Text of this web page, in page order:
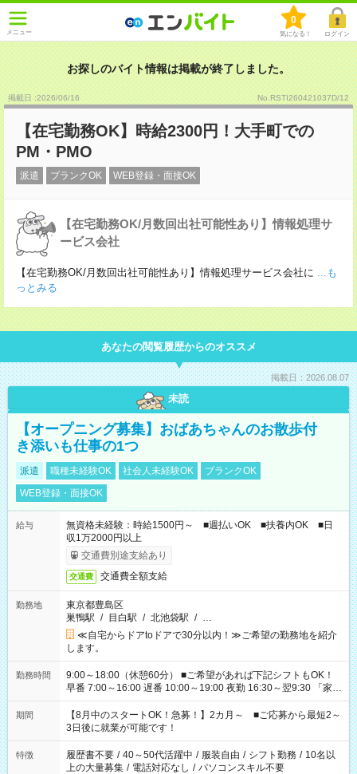
メニュー
0
気になる！ ログイン
お探しのバイト情報は掲載が終了しました。
掲載日 :2026/06/16 No.RSTI260421037D/12
【在宅勤務OK】時給2300円！大手町での
PM・PMO
派遣 ブランクOK WEB登録・面接OK
【在宅勤務OK/月数回出社可能性あり】情報処理サ
ービス会社
【在宅勤務OK/月数回出社可能性あり】情報処理サービス会社に ...も
っとみる
あなたの閲覧履歴からのオススメ
掲載日：2026.08.07
未読
【オープニング募集】おばあちゃんのお散歩付
き添いも仕事の1つ
派遣 職種未経験OK 社会人未経験OK
ブランクOK
WEB登録・面接OK
給与
無資格未経験：時給1500円～ ■週払いOK ■扶養内OK ■日
収1万2000円以上
交通費別途支給あり
交通費 交通費全額支給
勤務地
東京都豊島区
巣鴨駅 / 目白駅 / 北池袋駅 / …
≪自宅からドアtoドアで30分以内！≫ご希望の勤務地を紹介
します。
勤務時間
9:00～18:00（休憩60分） ■ご希望があれば下記シフトもOK！
早番 7:00～16:00 遅番 10:00～19:00 夜勤 16:30～翌9:30 「家族
と休みを合わせたい」 「余裕を持って夕飯の準備がしたい」
「できれば残業はしたくない」 など、ご希望を教えてください
ね。 ※Wワーク希望の方へ 今ご覧のお仕事で希望する勤務時間
と、もう1つのお仕事の勤務時間。 合計で週40時間を超える場
合は応募できません。
期間
【8月中のスタートOK！急募！】2カ月～ ■ご応募から最短2～
3日後に就業が可能です！
特徴 履歴書不要 / 40～50代活躍中 / 服装自由 / シフト勤務 / 10名以
上の大量募集 / 電話対応なし / パソコンスキル不要